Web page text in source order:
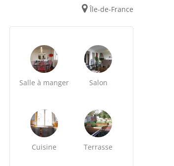
Île-de-France
Salle à manger Salon
Cuisine Terrasse